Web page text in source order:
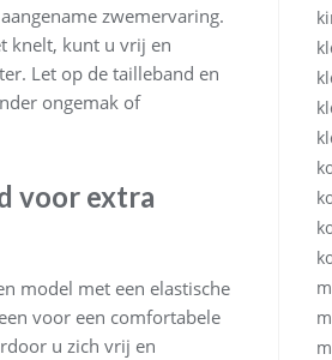
zwemervaring.
knelt, kunt u vrij en
Let op de tailleband en
ongemak of
voor extra
model met een elastische
voor een comfortabele
u zich vrij en